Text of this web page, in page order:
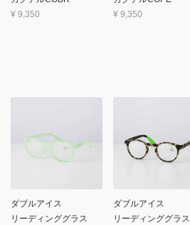
¥ 9,350
¥ 9,350
ダブルアイス
リーディンググラス
ダブルアイス
リーディンググラス